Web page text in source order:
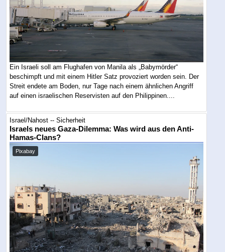
Ein Israeli soll am Flughafen von Manila als „Babymörder“
beschimpft und mit einem Hitler Satz provoziert worden sein. Der
Streit endete am Boden, nur Tage nach einem ähnlichen Angriff
auf einen israelischen Reservisten auf den Philippinen....
Israel/Nahost -- Sicherheit
Israels neues Gaza-Dilemma: Was wird aus den Anti-
Hamas-Clans?
Pixabay